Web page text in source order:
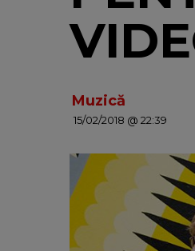
Muzică
15/02/2018 @ 22:39